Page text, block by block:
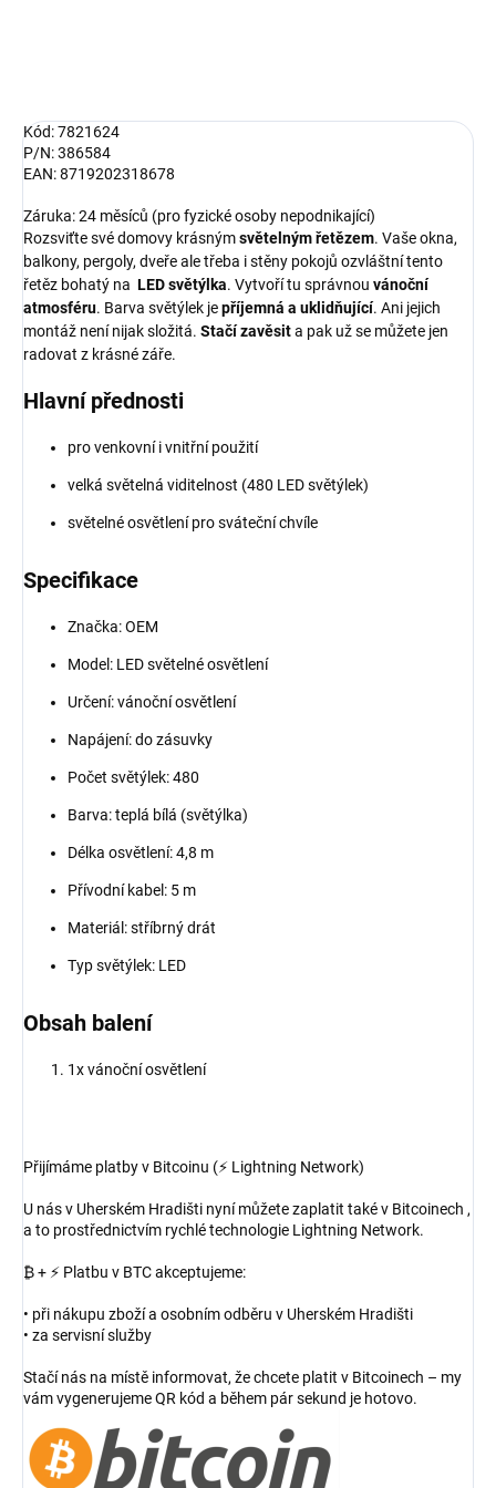
Kód: 7821624
P/N: 386584
EAN: 8719202318678
Záruka: 24 měsíců (pro fyzické osoby nepodnikající)
Rozsviťte své domovy krásnýmsvětelným řetězem. Vaše okna,
balkony, pergoly, dveře ale třeba i stěny pokojů ozvláštní tento
řetěz bohatý na LED světýlka. Vytvoří tu správnou vánoční
atmosféru. Barva světýlek jepříjemná a uklidňující. Ani jejich
montáž není nijak složitá. Stačí zavěsita pak už se můžete jen
radovat z krásné záře.
Hlavní přednosti
pro venkovní i vnitřní použití
velká světelná viditelnost (480 LED světýlek)
světelné osvětlení pro sváteční chvíle
Specifikace
Značka: OEM
Model: LED světelné osvětlení
Určení: vánoční osvětlení
Napájení: do zásuvky
Počet světýlek: 480
Barva: teplá bílá (světýlka)
Délka osvětlení: 4,8 m
Přívodní kabel: 5 m
Materiál: stříbrný drát
Typ světýlek: LED
Obsah balení
1x vánoční osvětlení
Přijímáme platby v Bitcoinu (⚡ Lightning Network)
U nás v Uherském Hradišti nyní můžete zaplatit také v Bitcoinech ,
a to prostřednictvím rychlé technologie Lightning Network.
₿ + ⚡ Platbu v BTC akceptujeme:
• při nákupu zboží a osobním odběru v Uherském Hradišti
• za servisní služby
Stačí nás na místě informovat, že chcete platit v Bitcoinech – my
vám vygenerujeme QR kód a během pár sekund je hotovo.